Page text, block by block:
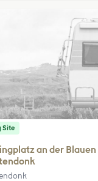
Site
an der